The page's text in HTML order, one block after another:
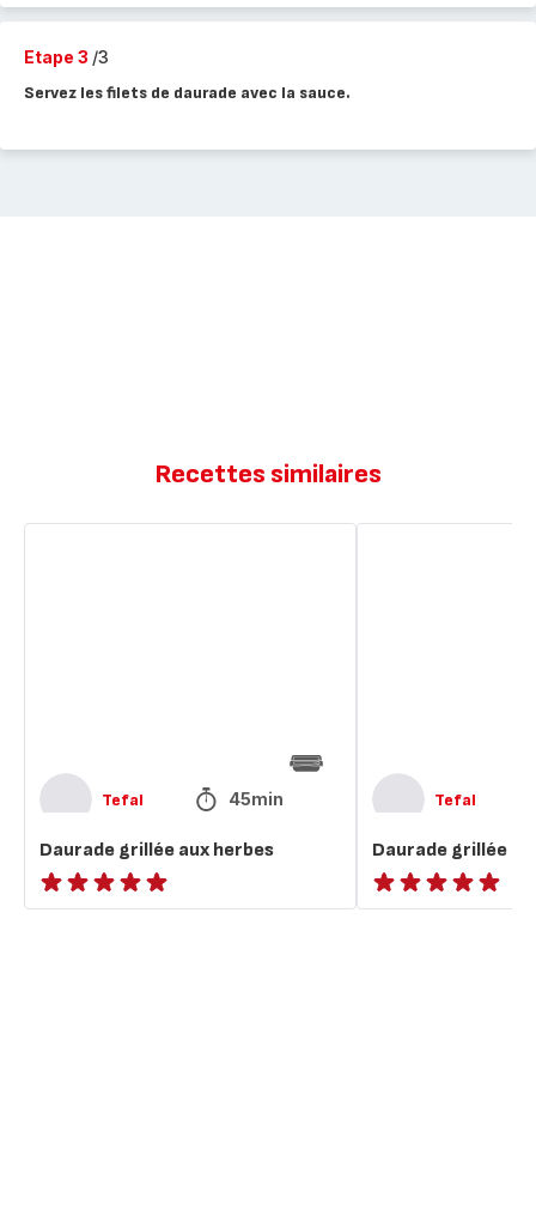
Etape 3 /3
Servez les filets de daurade avec la sauce.
Recettes similaires
Tefal 45min
Daurade grillée aux herbes
ratings.NaN
Tefal
Daurade grillée
ratings.NaN